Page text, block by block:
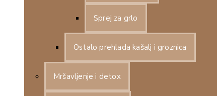
Sprej za grlo
Ostalo prehlada kašalj i groznica
Mršavljenje i detox